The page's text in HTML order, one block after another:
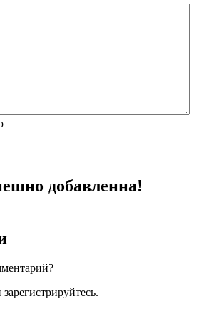
добавленна!